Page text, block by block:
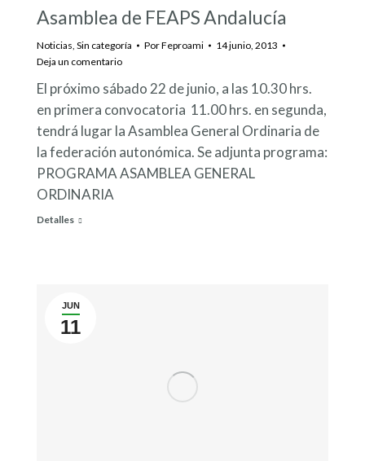
Asamblea de FEAPS Andalucía
Noticias, Sin categoría PorFeproami
14 junio, 2013
Deja un comentario
El próximo sábado 22 de junio, a las 10.30 hrs.
en primera convocatoria 11.00 hrs. en segunda,
tendrá lugar la Asamblea General Ordinaria de
la federación autonómica. Se adjunta programa:
PROGRAMA ASAMBLEA GENERAL
ORDINARIA
Detalles
JUN
11